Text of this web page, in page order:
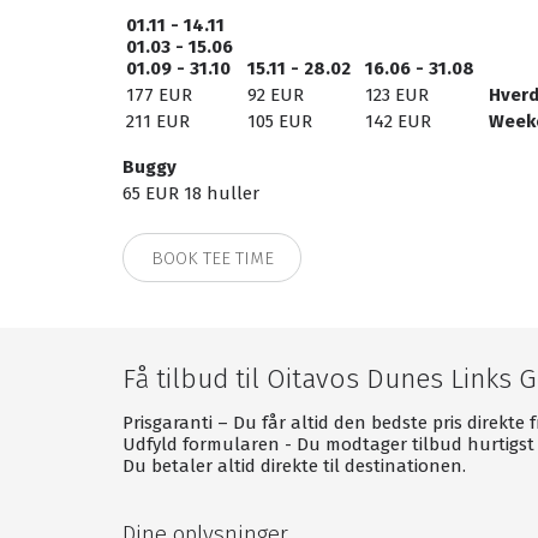
Oitavos Dunes Links Golf er beliggende ved
punkt på det europæiske fastland. Det gør
strande og kultur til hyggelige restauranter og
For den kvalitetsbevidste golfrejsende er
Oitavos Dunes Links Golf data om banen
18 huller
Par 71
4620 meter fra rød tee
Oitavos Dunes Links Golf faciliteter
01.11 - 14.11
01.03 - 15.06
01.09 - 31.10
15.11 - 28.02
16.06 - 31.08
177 EUR
92 EUR 123 EUR
211 EUR
105 EUR 142 EUR
Buggy
65 EUR 18 huller
BOOK TEE TIME
Få tilbud til Oitavos Dunes Links
Prisgaranti – Du får altid den bedste pris direkte
Udfyld formularen - Du modtager tilbud hurtigst
Du betaler altid direkte til destinationen.